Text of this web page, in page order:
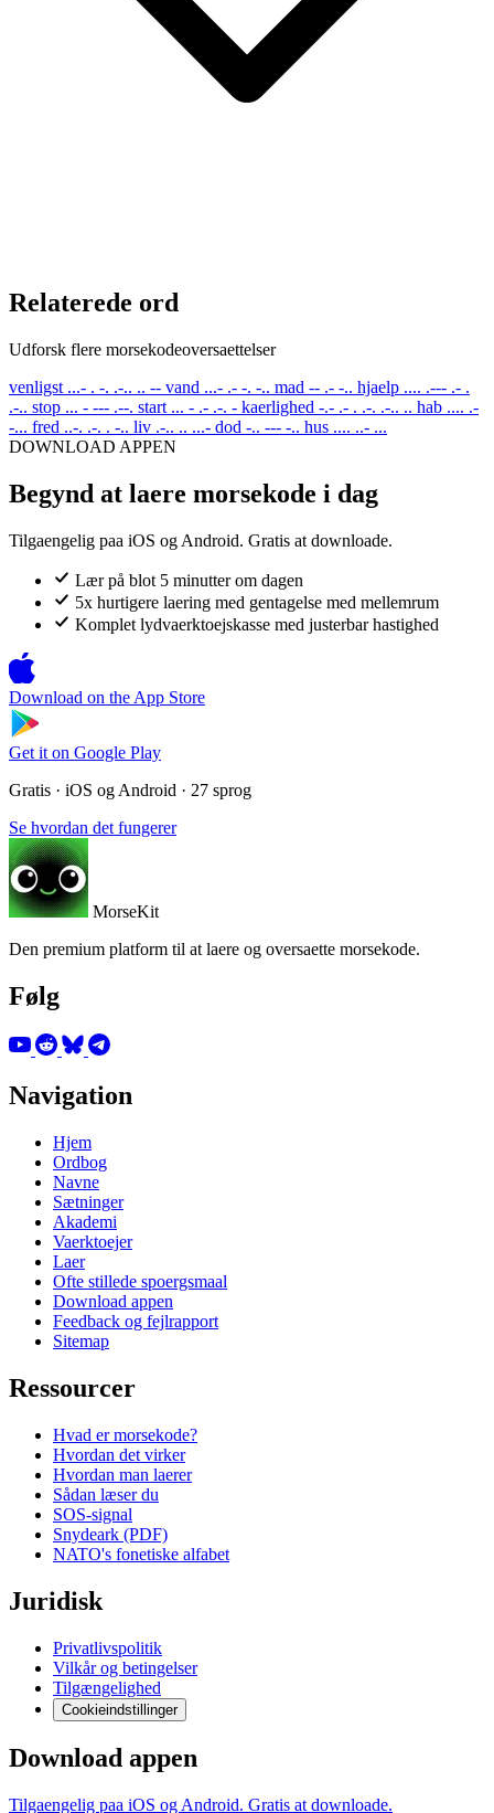
Relaterede ord
Udforsk flere morsekodeoversaettelser
venligst ...- . -. .-.. .. -- vand ...- .- -. -.. mad -- .- -.. hjaelp .... .--- .- .
.-.. stop ... - --- .--. start ... - .- .-. - kaerlighed -.- .- . .-. .-.. .. hab .... .-
-... fred ..-. .-. . -.. liv .-.. .. ...- dod -.. --- -.. hus .... ..- ...
DOWNLOAD APPEN
Begynd at laere morsekode i dag
Tilgaengelig paa iOS og Android. Gratis at downloade.
Lær på blot 5 minutter om dagen
5x hurtigere laering med gentagelse med mellemrum
Komplet lydvaerktoejskasse med justerbar hastighed
Download on the App Store
Get it on Google Play
Gratis · iOS og Android · 27 sprog
Se hvordan det fungerer
MorseKit
Den premium platform til at laere og oversaette morsekode.
Følg
Navigation
Hjem
Ordbog
Navne
Sætninger
Akademi
Vaerktoejer
Laer
Ofte stillede spoergsmaal
Download appen
Feedback og fejlrapport
Sitemap
Ressourcer
Hvad er morsekode?
Hvordan det virker
Hvordan man laerer
Sådan læser du
SOS-signal
Snydeark (PDF)
NATO's fonetiske alfabet
Juridisk
Privatlivspolitik
Vilkår og betingelser
Tilgængelighed
Cookieindstillinger
Download appen
Tilgaengelig paa iOS og Android. Gratis at downloade.